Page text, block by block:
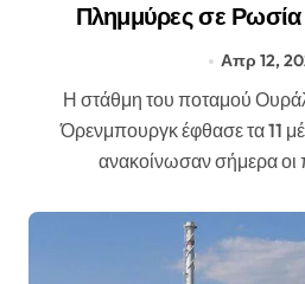
Πλημμύρες σε Ρωσία
Απρ 12,
Η στάθμη του ποταμού Ουράλη στη ρωσική πόλη
Όρενμπουργκ έφθασε τα 11
ανακοίνωσαν σήμερα οι